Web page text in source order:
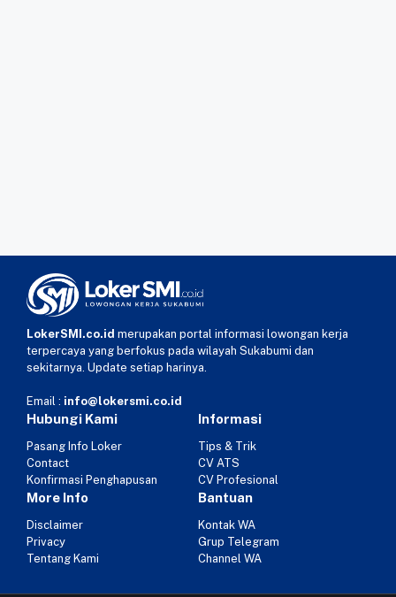
LokerSMI.co.id merupakan portal informasi lowongan kerja
terpercaya yang berfokus pada wilayah Sukabumi dan
sekitarnya. Update setiap harinya.
Email : info@lokersmi.co.id
Hubungi Kami
Pasang Info Loker
Contact
Konfirmasi Penghapusan
Informasi
Tips & Trik
CV ATS
CV Profesional
More Info
Disclaimer
Privacy
Tentang Kami
Bantuan
Kontak WA
Grup Telegram
Channel WA